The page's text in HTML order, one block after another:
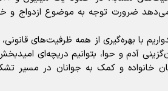
ضرورت توجه به موضوع ازدواج و
با بهره‌گیری از همه ظرفیت‌های
آدم و حوا، بتوانیم دریچه‌ای
خانواده و کمک به جوانان در مسیر